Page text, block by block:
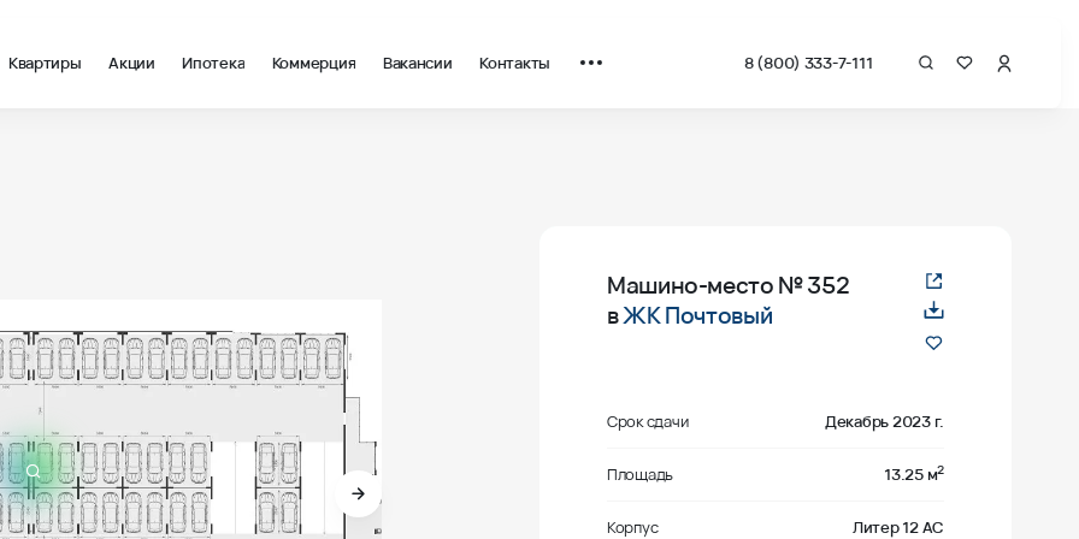
Квартиры Акции Ипотека Коммерция Вакансии Контакты 8 (800) 333-7-111
Машино-место№ 352
вЖК Почтовый
Срок сдачи Декабрь 2023 г.
Площадь 13.25 м2
Корпус Литер 12 АС